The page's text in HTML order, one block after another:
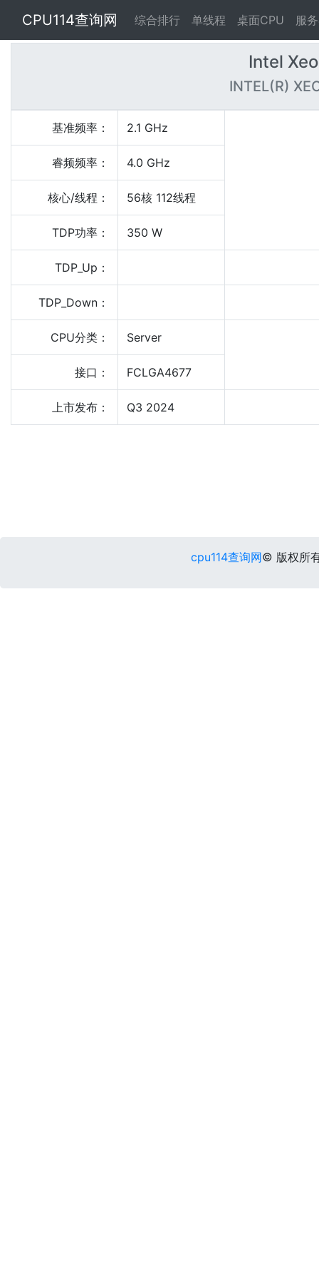
CPU114查询网 综合排行 单线程 桌面CPU 服
Intel
INTEL(R)
基准频率： 2.1 GHz
睿频频率： 4.0 GHz
核心/线程： 56核 112线程
TDP功率： 350 W
TDP_Up：
TDP_Down：
CPU分类： Server
接口： FCLGA4677
上市发布： Q3 2024
cpu114查询网© 版权所